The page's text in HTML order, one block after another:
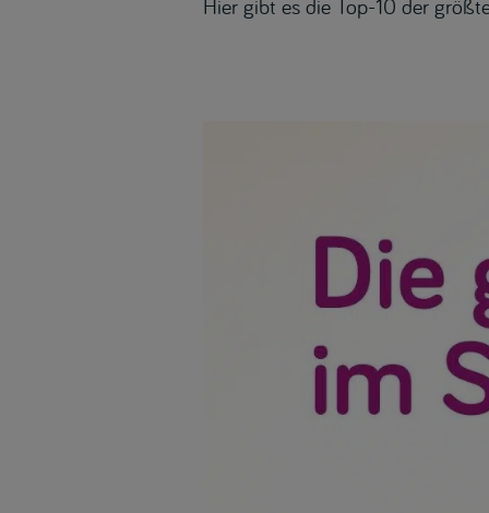
Hier gibt es die Top-10 der